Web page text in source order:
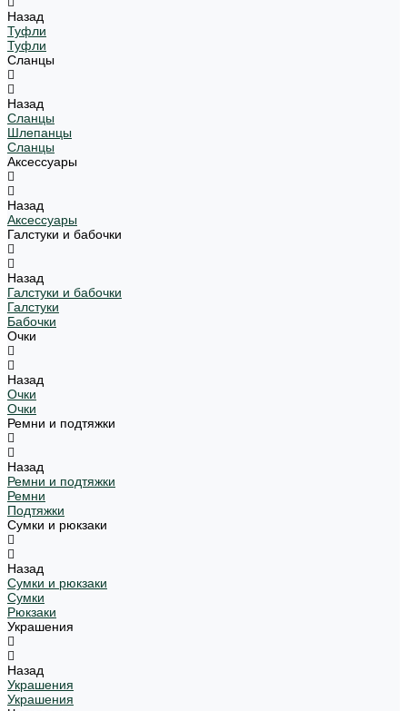
Назад
Туфли
Туфли
Сланцы
Назад
Сланцы
Шлепанцы
Сланцы
Аксессуары
Назад
Аксессуары
Галстуки и бабочки
Назад
Галстуки и бабочки
Галстуки
Бабочки
Очки
Назад
Очки
Очки
Ремни и подтяжки
Назад
Ремни и подтяжки
Ремни
Подтяжки
Сумки и рюкзаки
Назад
Сумки и рюкзаки
Сумки
Рюкзаки
Украшения
Назад
Украшения
Украшения